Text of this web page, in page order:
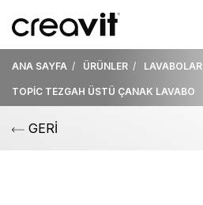
ANA SAYFA ÜRÜNLER LAVABOLAR
TOPİC TEZGAH ÜSTÜ ÇANAK LAVABO
GERİ